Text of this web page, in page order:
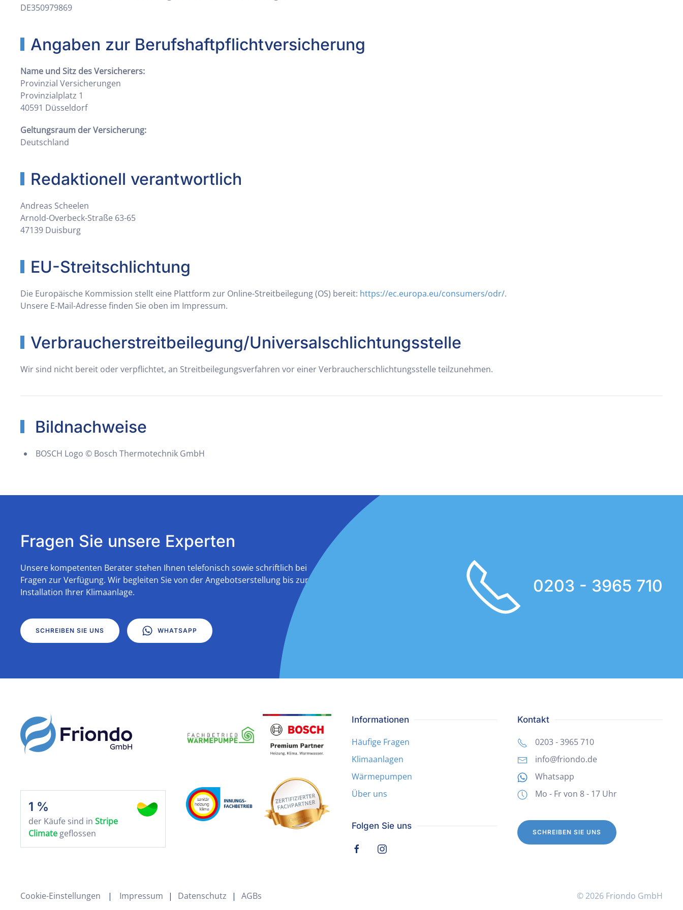
DE350979869
Angaben zur Berufs­haftpflicht­versicherung
Name und Sitz des Versicherers:
Provinzial Versicherungen
Provinzialplatz 1
40591 Düsseldorf
Geltungsraum der Versicherung:
Deutschland
Redaktionell verantwortlich
Andreas Scheelen
Arnold-Overbeck-Straße 63-65
47139 Duisburg
EU-Streitschlichtung
Die Europäische Kommission stellt eine Plattform zur Online-Streitbeilegung (OS) bereit: https://ec.europa.eu/consumers/odr/.
Unsere E-Mail-Adresse finden Sie oben im Impressum.
Verbraucher­streit­beilegung/Universal­schlichtungs­stelle
Wir sind nicht bereit oder verpflichtet, an Streitbeilegungsverfahren vor einer Verbraucherschlichtungsstelle teilzunehmen.
Bildnachweise
BOSCH Logo © Bosch Thermotechnik GmbH
Fragen Sie unsere Experten
Unsere kompetenten Berater stehen Ihnen telefonisch sowie schriftlich bei
Fragen zur Verfügung. Wir begleiten Sie von der Angebotserstellung bis zur
Installation Ihrer Klimaanlage.
SCHREIBEN SIE UNS WHATSAPP
0203 - 3965 710
1 %
der Käufe sind in Stripe
Climate geflossen
Informationen
Häufige Fragen
Klimaanlagen
Wärmepumpen
Über uns
Folgen Sie uns
Kontakt
0203 - 3965 710
info@friondo.de
Whatsapp
Mo - Fr von 8 - 17 Uhr
SCHREIBEN SIE UNS
Cookie-Einstellungen | Impressum | Datenschutz | AGBs © 2026 Friondo GmbH